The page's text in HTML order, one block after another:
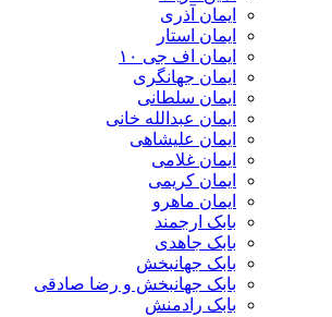
ایمان آذری
ایمان استار
ایمان اف جی ۱۰
ایمان جهانگری
ایمان سلطانی
ایمان عبدالله خانی
ایمان علیشاهی
ایمان غلامی
ایمان کریمی
ایمان ماهرو
بابک ارجمند
بابک جاهدی
بابک جهانبخش
بابک جهانبخش و رضا صادقی
بابک رادمنش